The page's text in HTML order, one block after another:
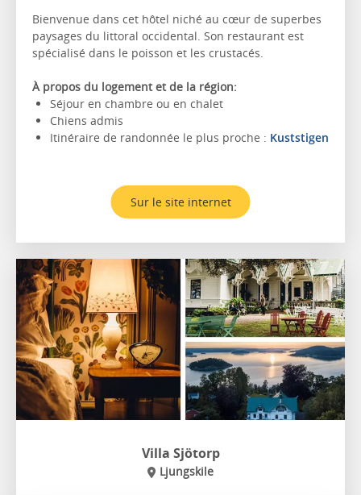
Bienvenue dans cet hôtel niché au cœur de superbes
paysages du littoral occidental. Son restaurant est
spécialisé dans le poisson et les crustacés.
À propos du logement et de la région:
Séjour en chambre ou en chalet
Chiens admis
Itinéraire de randonnée le plus proche : Kuststigen
Sur le site internet
Villa Sjötorp
Ljungskile